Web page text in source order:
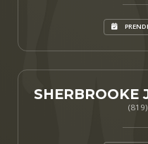
SHERBROOKE